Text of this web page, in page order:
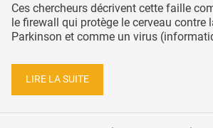
Ces chercheurs décrivent cette faille
le firewall qui protège le cerveau contre
Parkinson et comme un virus
LIRE LA SUITE